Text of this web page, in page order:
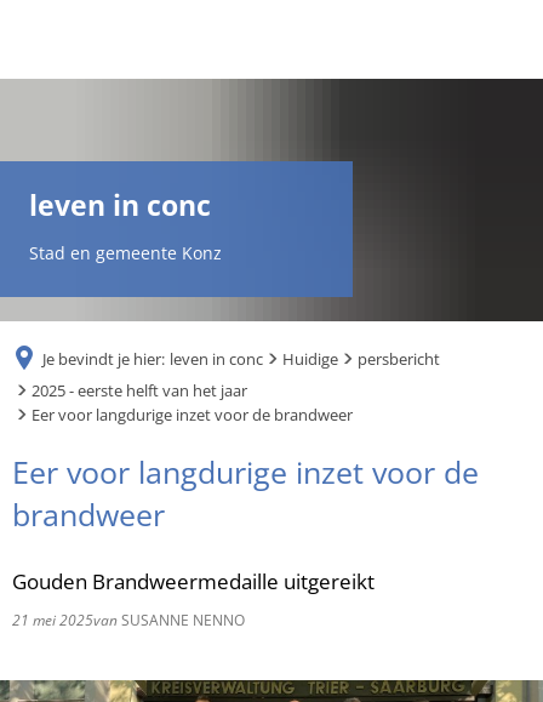
leven in conc
Stad en gemeente Konz
Je bevindt je hier: leven in conc Huidige
persbericht
2025 - eerste helft van het jaar
Eer voor langdurige inzet voor de brandweer
Eer voor langdurige inzet voor de
brandweer
Gouden Brandweermedaille uitgereikt
21 mei 2025vanSUSANNE NENNO